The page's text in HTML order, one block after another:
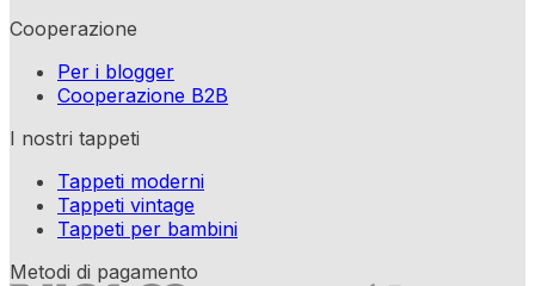
Cooperazione
Per i blogger
Cooperazione B2B
I nostri tappeti
Tappeti moderni
Tappeti vintage
Tappeti per bambini
Metodi di pagamento